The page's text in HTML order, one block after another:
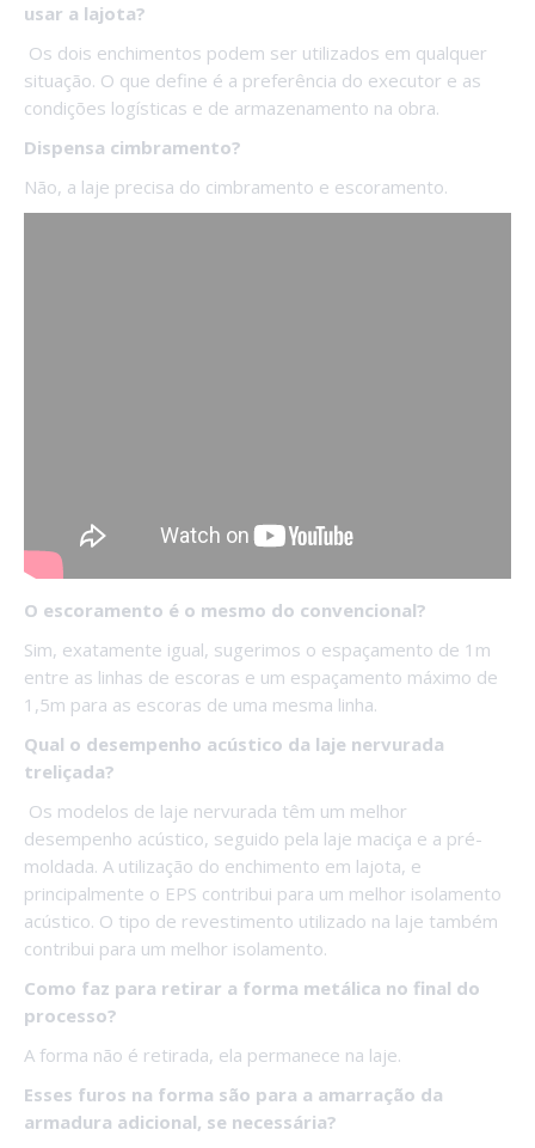
usar a lajota?
Os dois enchimentos podem ser utilizados em qualquer
situação. O que define é a preferência do executor e as
condições logísticas e de armazenamento na obra.
Dispensa cimbramento?
Não, a laje precisa do cimbramento e escoramento.
O escoramento é o mesmo do convencional?
Sim, exatamente igual, sugerimos o espaçamento de 1m
entre as linhas de escoras e um espaçamento máximo de
1,5m para as escoras de uma mesma linha.
Qual o desempenho acústico da laje nervurada
treliçada?
Os modelos de laje nervurada têm um melhor
desempenho acústico, seguido pela laje maciça e a pré-
moldada. A utilização do enchimento em lajota, e
principalmente o EPS contribui para um melhor isolamento
acústico. O tipo de revestimento utilizado na laje também
contribui para um melhor isolamento.
Como faz para retirar a forma metálica no final do
processo?
A forma não é retirada, ela permanece na laje.
Esses furos na forma são para a amarração da
armadura adicional, se necessária?